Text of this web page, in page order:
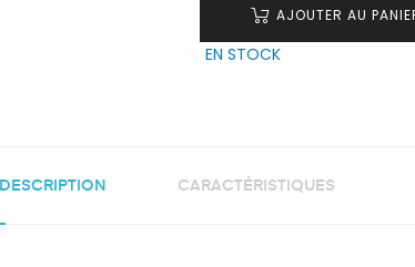
AJOUTER AU
EN STOCK
DESCRIPTION CARACTÉRISTIQUES